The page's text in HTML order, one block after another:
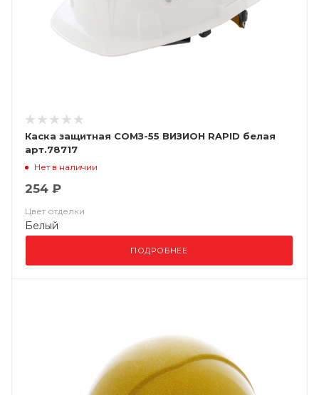
Каска защитная СОМЗ-55 ВИЗИОН RAPID белая
арт.78717
Нет в наличии
254 ₽
Цвет отделки
Белый
ПОДРОБНЕЕ